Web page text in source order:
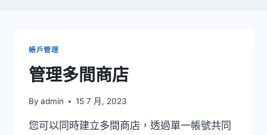
帳戶管理
管理多間商店
By admin 15 7 月, 2023
您可以同時建立多間商店，透過單一帳號共同